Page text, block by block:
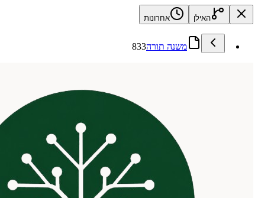
האילן אחרונות
משנה תורה833